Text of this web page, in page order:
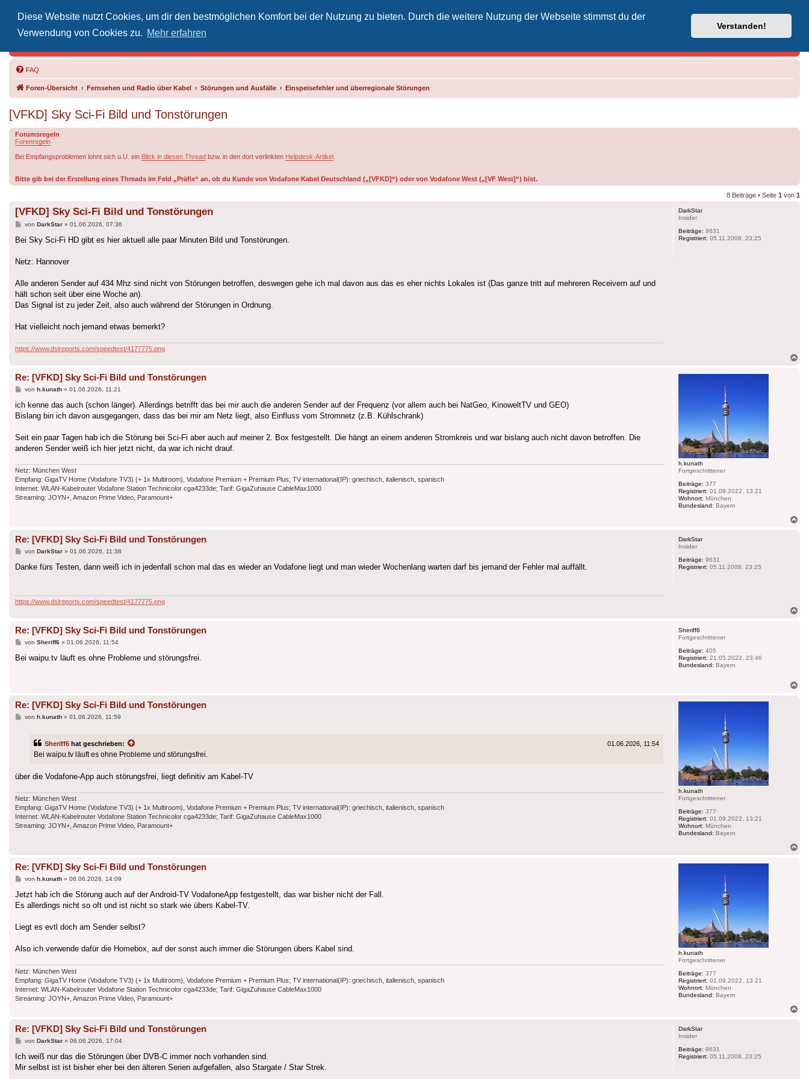
Diese Website nutzt Cookies, um dir den bestmöglichen Komfort bei der Nutzung zu bieten. Durch die weitere Nutzung der Webseite stimmst du der
Verwendung von Cookies zu. Mehr erfahren
Verstanden!
Vodafone-Kabel-Helpdesk
FAQ
Foren-Übersicht Fernsehen und Radio über Kabel Störungen und Ausfälle Einspeisefehler und überregionale Störungen
[VFKD] Sky Sci-Fi Bild und Tonstörungen
Forumsregeln
Forenregeln
Bei Empfangsproblemen lohnt sich u.U. ein Blick in diesen Thread bzw. in den dort verlinkten Helpdesk-Artikel
Bitte gib bei der Erstellung eines Threads im Feld „Präfix“ an, ob du Kunde von Vodafone Kabel Deutschland („[VFKD]“) oder von Vodafone West („[VF West]“) bist.
8 Beiträge • Seite 1 von 1
DarkStar
Insider
Beiträge: 9631
Registriert: 05.11.2008, 23:25
[VFKD] Sky Sci-Fi Bild und Tonstörungen
Beitrag
von DarkStar» 01.06.2026, 07:36
Bei Sky Sci-Fi HD gibt es hier aktuell alle paar Minuten Bild und Tonstörungen.
Netz: Hannover
Alle anderen Sender auf 434 Mhz sind nicht von Störungen betroffen, deswegen gehe ich mal davon aus das es eher nichts Lokales ist (Das ganze tritt auf mehreren Receivern auf und
hält schon seit über eine Woche an).
Das Signal ist zu jeder Zeit, also auch während der Störungen in Ordnung.
Hat vielleicht noch jemand etwas bemerkt?
https://www.dslreports.com/speedtest/4177775.png
h.kunath
Fortgeschrittener
Beiträge: 377
Registriert: 01.09.2022, 13:21
Wohnort: München
Bundesland: Bayern
Re: [VFKD] Sky Sci-Fi Bild und Tonstörungen
Beitrag
von h.kunath» 01.06.2026, 11:21
ich kenne das auch (schon länger). Allerdings betrifft das bei mir auch die anderen Sender auf der Frequenz (vor allem auch bei NatGeo, KinoweltTV und GEO)
Bislang bin ich davon ausgegangen, dass das bei mir am Netz liegt, also Einfluss vom Stromnetz (z.B. Kühlschrank)
Seit ein paar Tagen hab ich die Störung bei Sci-Fi aber auch auf meiner 2. Box festgestellt. Die hängt an einem anderen Stromkreis und war bislang auch nicht davon betroffen. Die
anderen Sender weiß ich hier jetzt nicht, da war ich nicht drauf.
Netz: München West
Empfang: GigaTV Home (Vodafone TV3) (+ 1x Multiroom), Vodafone Premium + Premium Plus; TV international(IP): griechisch, italienisch, spanisch
Internet: WLAN-Kabelrouter Vodafone Station Technicolor cga4233de; Tarif: GigaZuhause CableMax1000
Streaming: JOYN+, Amazon Prime Video, Paramount+
DarkStar
Insider
Beiträge: 9631
Registriert: 05.11.2008, 23:25
Re: [VFKD] Sky Sci-Fi Bild und Tonstörungen
Beitrag
von DarkStar» 01.06.2026, 11:38
Danke fürs Testen, dann weiß ich in jedenfall schon mal das es wieder an Vodafone liegt und man wieder Wochenlang warten darf bis jemand der Fehler mal auffällt.
https://www.dslreports.com/speedtest/4177775.png
Sheriff6
Fortgeschrittener
Beiträge: 405
Registriert: 21.05.2022, 23:46
Bundesland: Bayern
Re: [VFKD] Sky Sci-Fi Bild und Tonstörungen
Beitrag
von Sheriff6» 01.06.2026, 11:54
Bei waipu.tv läuft es ohne Probleme und störungsfrei.
h.kunath
Fortgeschrittener
Beiträge: 377
Registriert: 01.09.2022, 13:21
Wohnort: München
Bundesland: Bayern
Re: [VFKD] Sky Sci-Fi Bild und Tonstörungen
Beitrag
von h.kunath» 01.06.2026, 11:59
Sheriff6 hat geschrieben: 01.06.2026, 11:54
Bei waipu.tv läuft es ohne Probleme und störungsfrei.
über die Vodafone-App auch störungsfrei, liegt definitiv am Kabel-TV
Netz: München West
Empfang: GigaTV Home (Vodafone TV3) (+ 1x Multiroom), Vodafone Premium + Premium Plus; TV international(IP): griechisch, italienisch, spanisch
Internet: WLAN-Kabelrouter Vodafone Station Technicolor cga4233de; Tarif: GigaZuhause CableMax1000
Streaming: JOYN+, Amazon Prime Video, Paramount+
h.kunath
Fortgeschrittener
Beiträge: 377
Registriert: 01.09.2022, 13:21
Wohnort: München
Bundesland: Bayern
Re: [VFKD] Sky Sci-Fi Bild und Tonstörungen
Beitrag
von h.kunath» 06.06.2026, 14:09
Jetzt hab ich die Störung auch auf der Android-TV VodafoneApp festgestellt, das war bisher nicht der Fall.
Es allerdings nicht so oft und ist nicht so stark wie übers Kabel-TV.
Liegt es evtl doch am Sender selbst?
Also ich verwende dafür die Homebox, auf der sonst auch immer die Störungen übers Kabel sind.
Netz: München West
Empfang: GigaTV Home (Vodafone TV3) (+ 1x Multiroom), Vodafone Premium + Premium Plus; TV international(IP): griechisch, italienisch, spanisch
Internet: WLAN-Kabelrouter Vodafone Station Technicolor cga4233de; Tarif: GigaZuhause CableMax1000
Streaming: JOYN+, Amazon Prime Video, Paramount+
DarkStar
Insider
Beiträge: 9631
Registriert: 05.11.2008, 23:25
Re: [VFKD] Sky Sci-Fi Bild und Tonstörungen
Beitrag
von DarkStar» 06.06.2026, 17:04
Ich weiß nur das die Störungen über DVB-C immer noch vorhanden sind.
Mir selbst ist ist bisher eher bei den älteren Serien aufgefallen, also Stargate / Star Strek.